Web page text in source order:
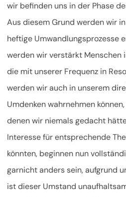
wir befinden uns in der Phase
Aus diesem Grund werden wir
heftige Umwandlungsprozesse
werden wir verstärkt Menschen
die mit unserer Frequenz in
werden wir auch in unserem
Umdenken wahrnehmen
denen wir niemals gedacht
Interesse für entsprechende
könnten, beginnen nun
garnicht anders sein, aufgrund
ist dieser Umstand